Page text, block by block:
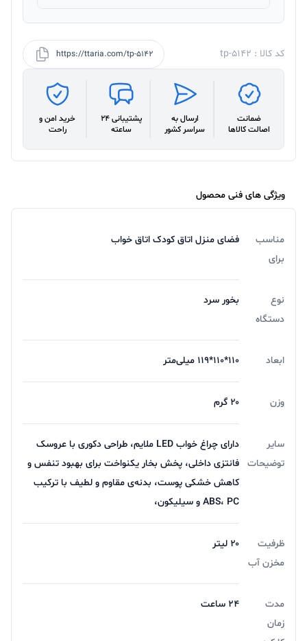
کد کالا : tp-5142 https://ttaria.com/tp-5142
ضمانت
اصالت کالاها
ارسال به
سراسر کشور
پشتیبانی 24
ساعته
خرید امن و
راحت
ویژگی های فنی محصول
مناسب
برای
فضای منزل اتاق کودک اتاق خواب
نوع
دستگاه
بخور سرد
ابعاد ۱۱۰*۱۱۰*۱۱۹ میلی‌متر
وزن ۲۰ گرم
سایر
توضیحات
دارای چراغ خواب LED ملایم، طراحی دکوری با عروسک
فانتزی داخلی، پخش بخار یکنواخت برای بهبود تنفس و
کاهش خشکی پوست، بدنه‌ی مقاوم و لطیف با ترکیب
ABS، PC و سیلیکون،
ظرفیت
مخزن آب
۲۰ لیتر
مدت
زمان
۲۴ ساعت